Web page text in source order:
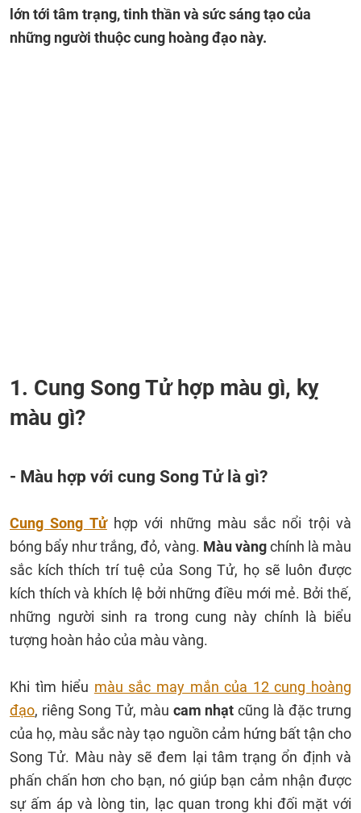
lớn tới tâm trạng, tinh thần và sức sáng tạo của
những người thuộc cung hoàng đạo này.
1. Cung Song Tử hợp màu gì, kỵ
màu gì?
- Màu hợp với cung Song Tử là gì?
Cung Song Tửhợp với những màu sắc nổi trội và
bóng bẩy như trắng, đỏ, vàng. Màu vàngchính là màu
sắc kích thích trí tuệ của Song Tử, họ sẽ luôn được
kích thích và khích lệ bởi những điều mới mẻ. Bởi thế,
những người sinh ra trong cung này chính là biểu
tượng hoàn hảo của màu vàng.
Khi tìm hiểu màu sắc may mắn của 12 cung hoàng
đạo, riêng Song Tử, màu cam nhạt cũng là đặc trưng
của họ, màu sắc này tạo nguồn cảm hứng bất tận cho
Song Tử. Màu này sẽ đem lại tâm trạng ổn định và
phấn chấn hơn cho bạn, nó giúp bạn cảm nhận được
sự ấm áp và lòng tin, lạc quan trong khi đối mặt với